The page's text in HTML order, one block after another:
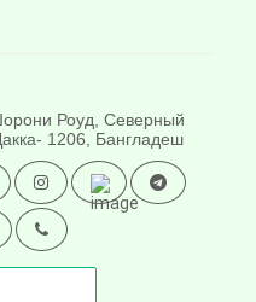
Роуд, Северный
1206, Бангладеш